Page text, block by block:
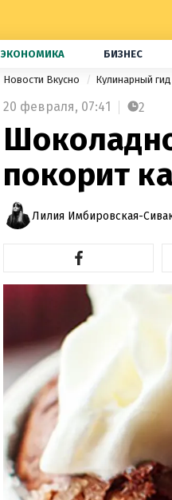
ЭКОНОМИКА БИЗНЕС
Новости Вкусно Кулинарный гид
20 февраля, 07:41 2
покорит
Лилия Имбировская-